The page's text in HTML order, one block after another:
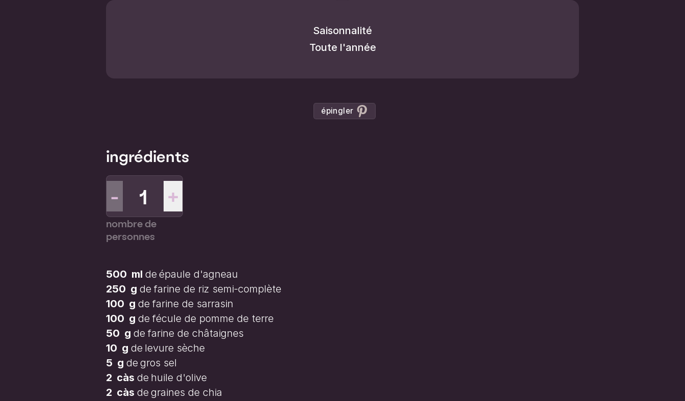
Saisonnalité
Toute l'année
épingler
ingrédients
- +
nombre de
personnes
500 ml de épaule d'agneau
250 g de farine de riz semi-complète
100 g de farine de sarrasin
100 g de fécule de pomme de terre
50 g de farine de châtaignes
10 g de levure sèche
5 g de gros sel
2 càs de huile d'olive
2 càs de graines de chia